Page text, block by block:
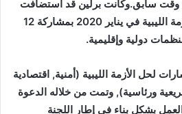
وقت سابق.وكانت برلين قد استضافت
مؤتمر (برلين 1) لتسوية الأزمة الليبية في يناير 2020 بمشاركة 12
لحل الأزمة الليبية (أمنية, اقتصادية
ورئاسية), وتمت من خلاله الدعوة
بشكل بناء في إطار اللجنة